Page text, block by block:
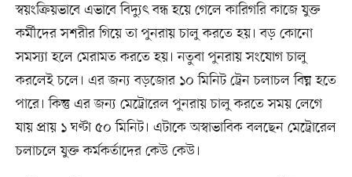
স্বয়ংক্রিয়ভাবে এভাবে বিদ্যুৎ বন্ধ হয়ে গেলে কারিগরি কাজে যুক্ত
কর্মীদের সশরীর গিয়ে তা পুনরায় চালু করতে হয়। বড় কোনো
সমস্যা হলে মেরামত করতে হয়। নতুবা পুনরায় সংযোগ চালু
করলেই চলে। এর জন্য বড়জোর ১০ মিনিট ট্রেন চলাচল বিঘ্ন হতে
পারে। কিন্তু এর জন্য মেট্রোরেল পুনরায় চালু করতে সময় লেগে
যায় প্রায় ১ ঘণ্টা ৫০ মিনিট। এটাকে অস্বাভাবিক বলছেন মেট্রোরেল
চলাচলে যুক্ত কর্মকর্তাদের কেউ কেউ।